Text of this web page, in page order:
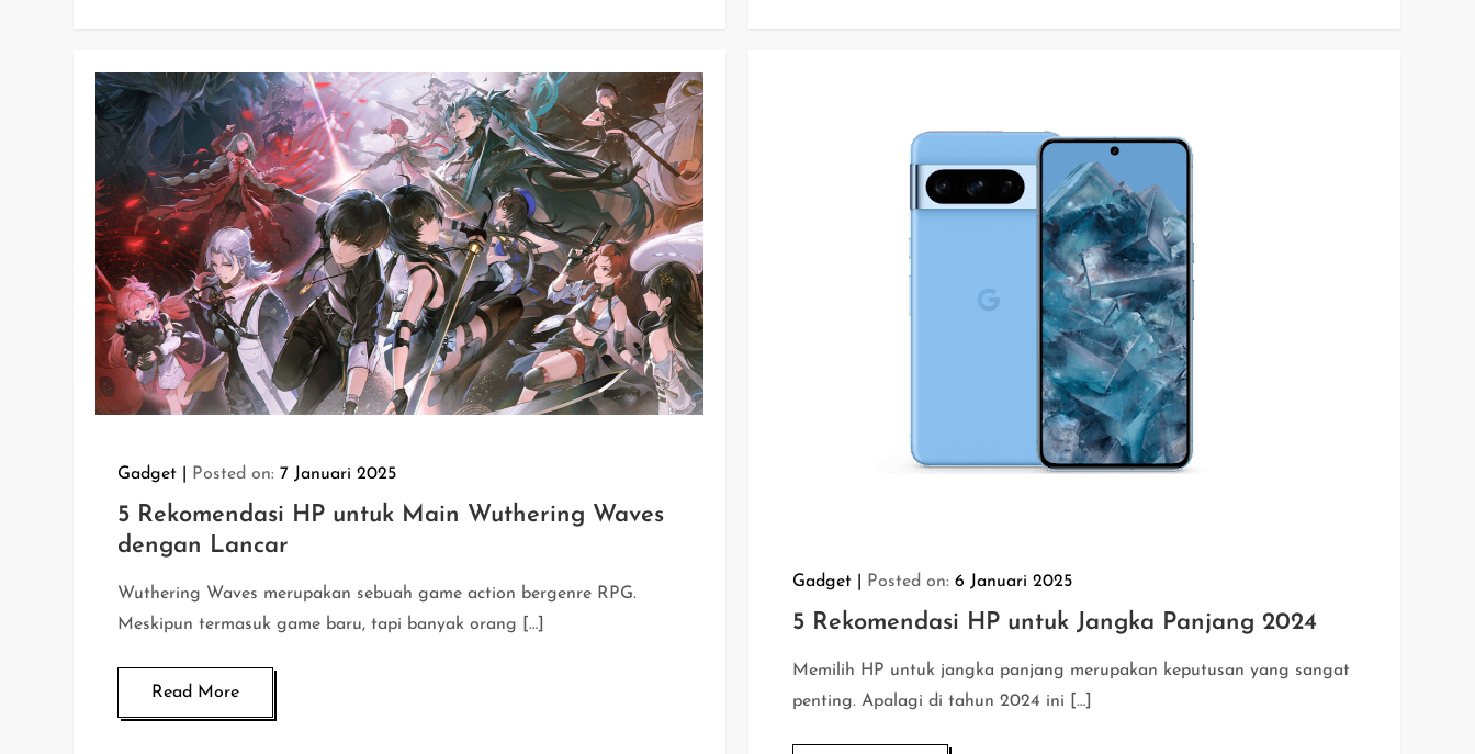
Gadget Posted on:7 Januari 2025
5 Rekomendasi HP untuk Main Wuthering Waves
dengan Lancar
Wuthering Waves merupakan sebuah game action bergenre RPG.
Meskipun termasuk game baru, tapi banyak orang […]
Read More
Gadget Posted on: 6 Januari 2025
5 Rekomendasi HP untuk Jangka Panjang 2024
Memilih HP untuk jangka panjang merupakan keputusan yang sangat
penting. Apalagi di tahun 2024 ini […]